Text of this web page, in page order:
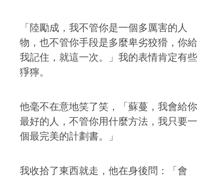
「陸勵成，我不管你是一個多厲害的人
物，也不管你手段是多麼卑劣狡猾，你給
我記住，就這一次。」我的表情肯定有些
猙獰。
他毫不在意地笑了笑，「蘇蔓，我會給你
最好的人，不管你用什麼方法，我只要一
個最完美的計劃書。」
我收拾了東西就走，他在身後問：「會